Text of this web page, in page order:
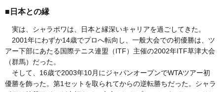
■日本との縁
実は、シャラポワは、日本と縁深いキャリアを過ごしてきた。
2001年にわずか14歳でプロへ転向し、一般大会での初優勝は、ツ
アー下部にあたる国際テニス連盟（ITF）主催の2002年ITF草津大会
（群馬）だった。
そして、16歳で2003年10月にジャパンオープンでWTAツアー初
優勝を飾った。第1セットを取られてからの逆転勝ちだった。シャラ